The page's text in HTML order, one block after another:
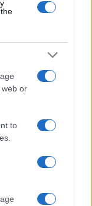
web or
to
accoglienza